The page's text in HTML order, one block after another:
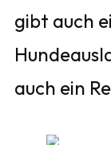
gibt auch
auch ein